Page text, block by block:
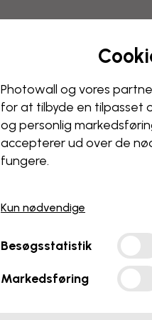
Photowall og vores
for at tilbyde en tilpasset
og personlig
accepterer ud over de
fungere.
Kun nødvendige
Besøgsstatistik
Markedsføring